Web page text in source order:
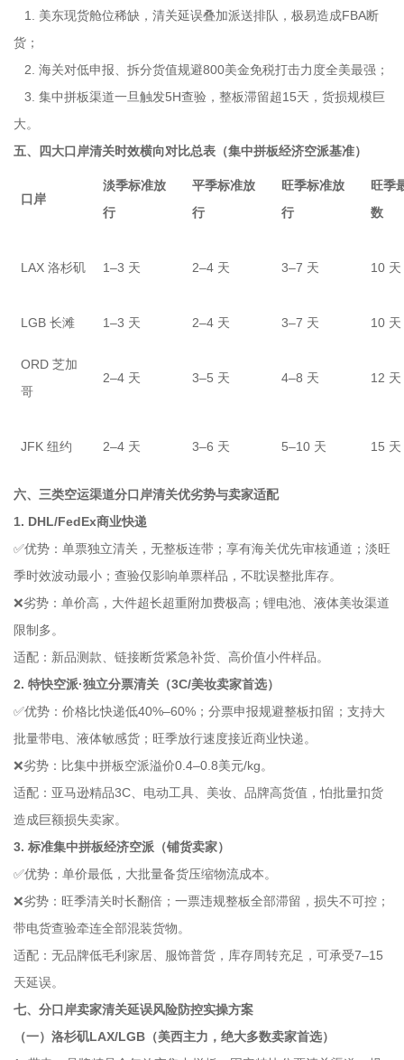
1. 美东现货舱位稀缺，清关延误叠加派送排队，极易造成FBA断
货；
2. 海关对低申报、拆分货值规避800美金免税打击力度全美最强；
3. 集中拼板渠道一旦触发5H查验，整板滞留超15天，货损规模巨
大。
五、四大口岸清关时效横向对比总表（集中拼板经济空派基准）
口岸
淡季标准放
行
平季标准放
行
旺季标准放
行
旺季
数
LAX 洛杉矶 1–3 天 2–4 天 3–7 天 10 天
LGB 长滩 1–3 天 2–4 天 3–7 天 10 天
ORD 芝加
哥
2–4 天 3–5 天 4–8 天 12 天
JFK 纽约 2–4 天 3–6 天 5–10 天 15 天
六、三类空运渠道分口岸清关优劣势与卖家适配
1. DHL/FedEx商业快递
✅优势：单票独立清关，无整板连带；享有海关优先审核通道；淡旺
季时效波动最小；查验仅影响单票样品，不耽误整批库存。
❌劣势：单价高，大件超长超重附加费极高；锂电池、液体美妆渠道
限制多。
适配：新品测款、链接断货紧急补货、高价值小件样品。
2. 特快空派·独立分票清关（3C/美妆卖家首选）
✅优势：价格比快递低40%–60%；分票申报规避整板扣留；支持大
批量带电、液体敏感货；旺季放行速度接近商业快递。
❌劣势：比集中拼板空派溢价0.4–0.8美元/kg。
适配：亚马逊精品3C、电动工具、美妆、品牌高货值，怕批量扣货
造成巨额损失卖家。
3. 标准集中拼板经济空派（铺货卖家）
✅优势：单价最低，大批量备货压缩物流成本。
❌劣势：旺季清关时长翻倍；一票违规整板全部滞留，损失不可控；
带电货查验牵连全部混装货物。
适配：无品牌低毛利家居、服饰普货，库存周转充足，可承受7–15
天延误。
七、分口岸卖家清关延误风险防控实操方案
（一）洛杉矶LAX/LGB（美西主力，绝大多数卖家首选）